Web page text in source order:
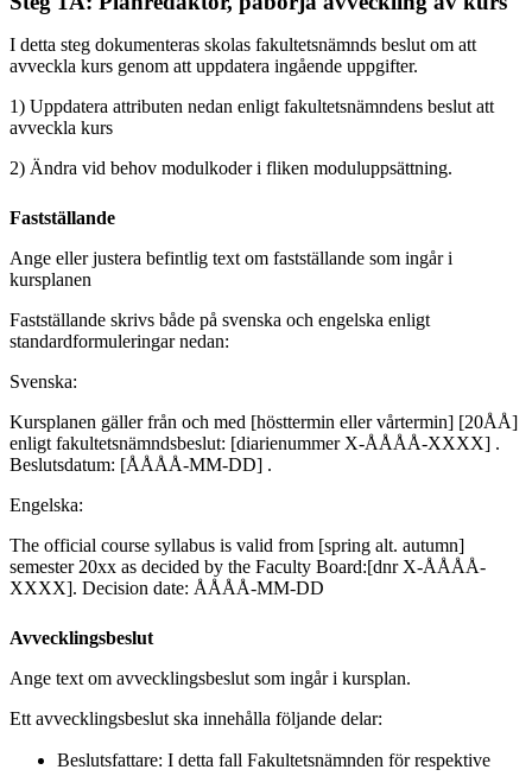
I detta steg dokumenteras skolas fakultetsnämnds beslut om att
avveckla kurs genom att uppdatera ingående uppgifter.
1) Uppdatera attributen nedan enligt fakultetsnämndens beslut att
avveckla kurs
2) Ändra vid behov modulkoder i fliken moduluppsättning.
Fastställande
Ange eller justera befintlig text om fastställande som ingår i
kursplanen
Fastställande skrivs både på svenska och engelska enligt
standardformuleringar nedan:
Svenska:
Kursplanen gäller från och med [hösttermin eller vårtermin] [20ÅÅ]
enligt fakultetsnämndsbeslut: [diarienummer X-ÅÅÅÅ-XXXX] .
Beslutsdatum: [ÅÅÅÅ-MM-DD] .
Engelska:
The official course syllabus is valid from [spring alt. autumn]
semester 20xx as decided by the Faculty Board:[dnr X-ÅÅÅÅ-
XXXX]. Decision date: ÅÅÅÅ-MM-DD
Avvecklingsbeslut
Ange text om avvecklingsbeslut som ingår i kursplan.
Ett avvecklingsbeslut ska innehålla följande delar:
Beslutsfattare: I detta fall Fakultetsnämnden för respektive